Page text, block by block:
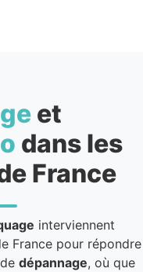
et
dans les
France
interviennent
France pour répondre
dépannage, où que